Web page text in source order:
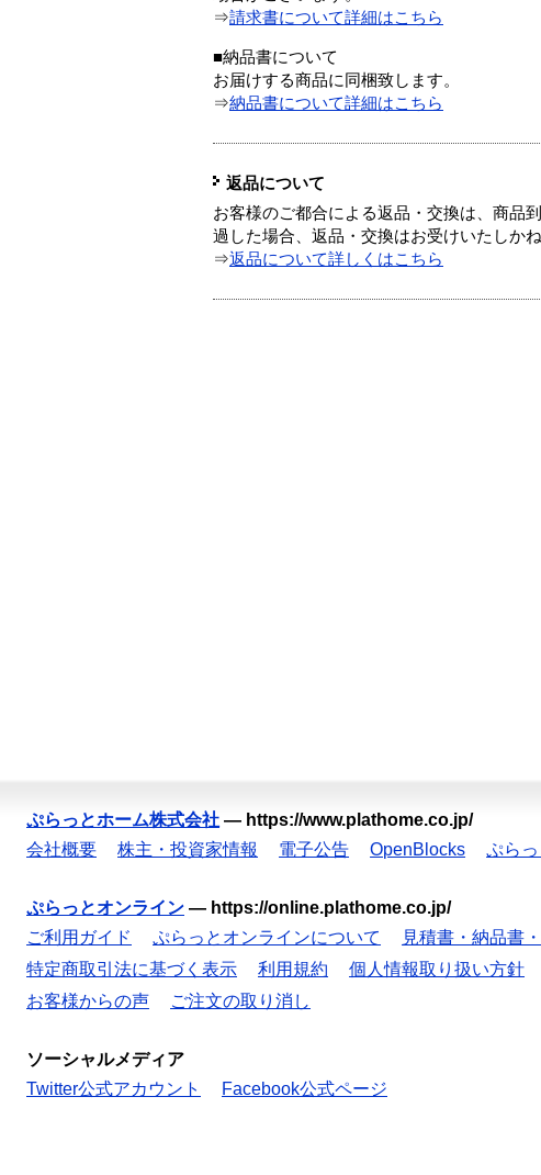
⇒請求書について詳細はこちら
■納品書について
お届けする商品に同梱致します。
⇒納品書について詳細はこちら
返品について
お客様のご都合による返品・交換は、商品
過した場合、返品・交換はお受けいたしかね
⇒返品について詳しくはこちら
ぷらっとホーム株式会社 — https://www.plathome.co.jp/
会社概要
株主・投資家情報 電子公告 OpenBlocks ぷら
ぷらっとオンライン — https://online.plathome.co.jp/
ご利用ガイド
ぷらっとオンラインについて 見積書・納品書
特定商取引法に基づく表示
利用規約 個人情報取り扱い方針
お客様からの声
ご注文の取り消し
ソーシャルメディア
Twitter公式アカウント
Facebook公式ページ